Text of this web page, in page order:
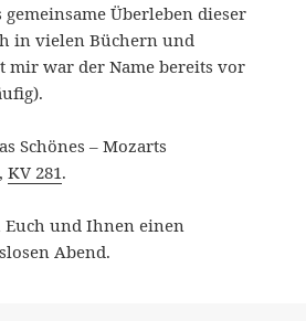
Überleben dieser
in vielen Büchern und
mir war der Name bereits vor
Schönes – Mozarts
KV 281.
und Ihnen einen
Abend.